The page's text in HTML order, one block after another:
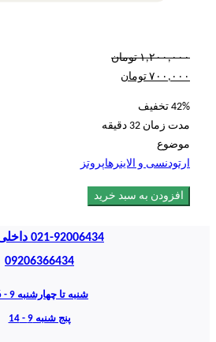
۱,۲۰۰,۰۰۰ تومان
۷۰۰,۰۰۰ تومان
42% تخفیف
مدت زمان 32 دقیقه
موضوع
ارتودنسی و الاینرهاپروتز
افزودن به سبد خرید
021-92006434 داخلی 103
09206366434
شنبه تا چهارشنبه 9 - 16
پنج شنبه 9 - 14